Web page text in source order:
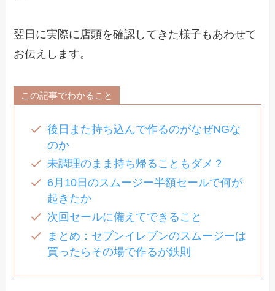
翌日に実際に店頭を確認してきた様子もあわせて
お伝えします。
この記事でわかること
後日また持ち込んで作るのがなぜNGな
のか
未調理のまま持ち帰ることもダメ？
6月10日のスムージー半額セールで何が
起きたか
次回セールに備えてできること
まとめ：セブンイレブンのスムージーは
買ったらその場で作るが鉄則